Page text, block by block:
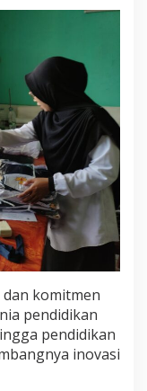
komitmen
pendidikan
pendidikan
inovasi